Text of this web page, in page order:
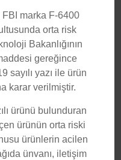
Sert Plastik IP65 Su
FBI marka F-6400
orta risk
Bakanlığının
gereğince
sayılı yazı ile ürün
karar verilmiştir.
ürünü bulunduran
ürünün orta riski
ürünlerin acilen
ünvanı, iletişim